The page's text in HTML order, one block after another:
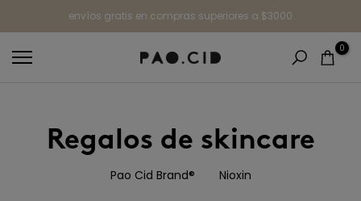
al
contenido
envíos gratis en compras superiores a $3000
0
Regalos de skincare
Pao Cid Brand® Nioxin